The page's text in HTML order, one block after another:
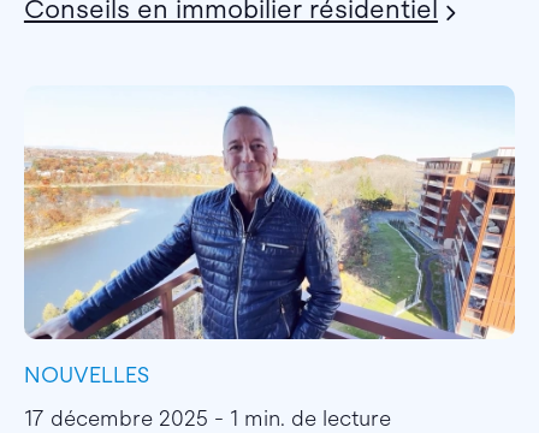
Conseils en immobilier résidentiel
NOUVELLES
17 décembre 2025 - 1 min. de lecture